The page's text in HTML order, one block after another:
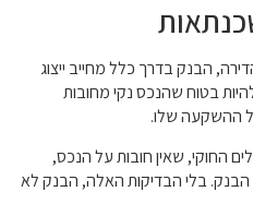
הבנק בדרך כלל מחייב ייצוג
בטוח שהנכס נקי מחובות
ההשקעה שלו.
החוקי, שאין חובות על הנכס,
בלי הבדיקות האלה, הבנק לא